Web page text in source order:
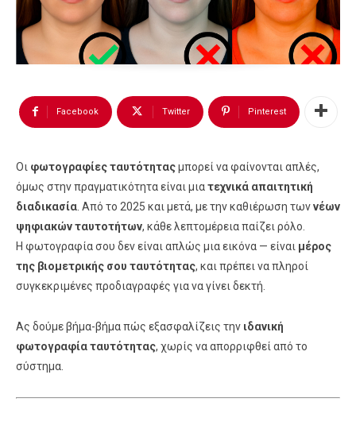
Facebook Twitter Pinterest
Οι φωτογραφίες ταυτότηταςμπορεί να φαίνονται απλές,
όμως στην πραγματικότητα είναι μιατεχνικά απαιτητική
διαδικασία . Από το 2025 και μετά, με την καθιέρωση τωννέων
ψηφιακών ταυτοτήτων, κάθε λεπτομέρεια παίζει ρόλο.
Η φωτογραφία σου δεν είναι απλώς μια εικόνα — είναι μέρος
της βιομετρικής σου ταυτότητας, και πρέπει να πληροί
συγκεκριμένες προδιαγραφές για να γίνει δεκτή.
Ας δούμε βήμα-βήμα πώς εξασφαλίζεις την ιδανική
φωτογραφία ταυτότητας, χωρίς να απορριφθεί από το
σύστημα.